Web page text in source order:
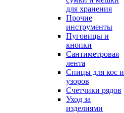
для хранения
Прочие
инструменты
Пуговицы и
кнопки
Сантиметровая
лента
Спицы для кос и
узоров
Счетчики рядов
Уход за
изделиями